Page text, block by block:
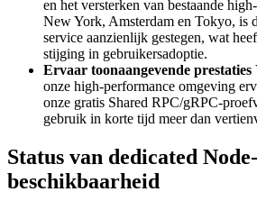
en het versterken van bestaande
New York, Amsterdam en Tokyo, is
service aanzienlijk gestegen, wat
stijging in gebruikersadoptie.
Ervaar toonaangevende prestaties
onze high-performance omgeving
onze gratis Shared RPC/gRPC-
gebruik in korte tijd meer dan
Status van dedicated Node-
beschikbaarheid